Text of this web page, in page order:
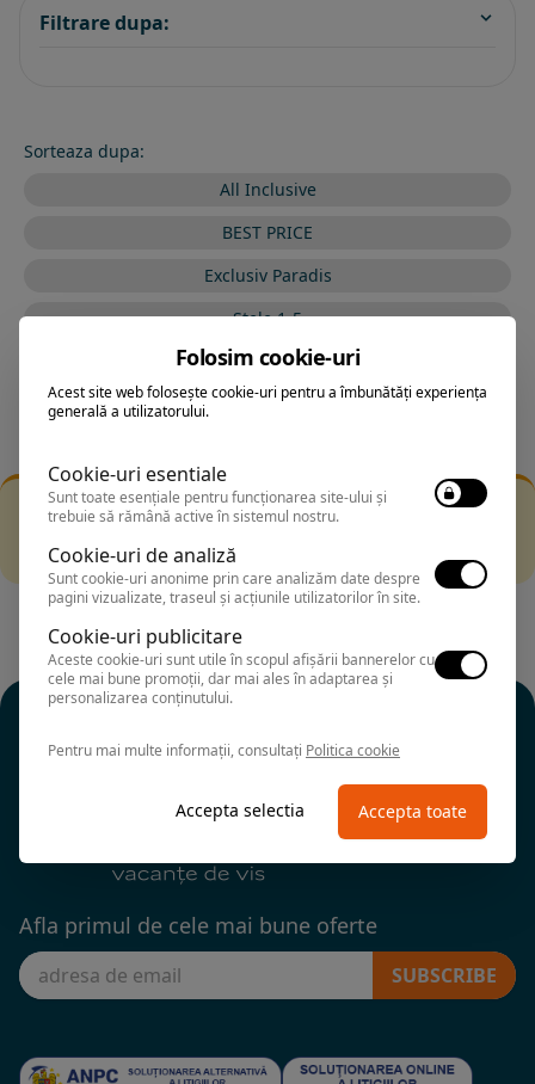
Filtrare dupa:
Sorteaza dupa:
All Inclusive
BEST PRICE
Exclusiv Paradis
Stele 1-5
Stele 5-1
Filtrarea nu a returnat niciun rezultat
alte fitre.
Afla primul de cele mai bune oferte
SUBSCRIBE
Folosim cookie-uri
Acest site web folosește cookie-uri pentru a îmbunătăți experiența
generală a utilizatorului.
Cookie-uri esentiale
Sunt toate esențiale pentru funcționarea site-ului și
trebuie să rămână active în sistemul nostru.
Cookie-uri de analiză
Sunt cookie-uri anonime prin care analizăm date despre
pagini vizualizate, traseul și acțiunile utilizatorilor în site.
Cookie-uri publicitare
Aceste cookie-uri sunt utile în scopul afișării bannerelor cu
cele mai bune promoții, dar mai ales în adaptarea și
personalizarea conținutului.
Pentru mai multe informații, consultați Politica cookie
Accepta selectia Accepta toate